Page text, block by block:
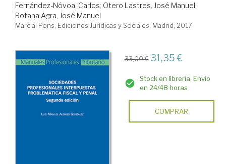
Fernández-Nóvoa, Carlos; Otero Lastres, José Manuel;
Botana Agra, José Manuel
Marcial Pons, Ediciones Jurídicas y Sociales. Madrid, 2017
33,00 € 31,35 €
Stock en librería. Envío
en 24/48 horas
COMPRAR